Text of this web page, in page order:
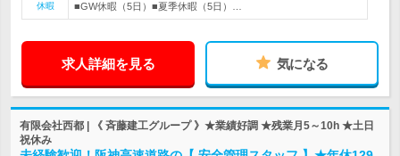
休暇
■GW休暇（5日）■夏季休暇（5日）…
求人詳細を見る 気になる
有限会社西都 | 《 斉藤建工グループ 》★業績好調 ★残業月5～10h ★土日
祝休み